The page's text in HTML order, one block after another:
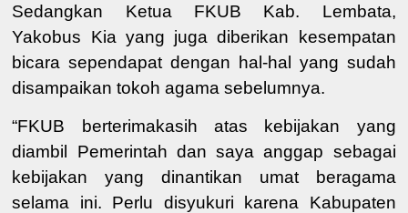
Sedangkan Ketua FKUB Kab. Lembata,
Yakobus Kia yang juga diberikan kesempatan
bicara sependapat dengan hal-hal yang sudah
disampaikan tokoh agama sebelumnya.
“FKUB berterimakasih atas kebijakan yang
diambil Pemerintah dansaya anggap sebagai
kebijakan yang dinantikan umat beragama
selama ini. Perlu disyukuri karena Kabupaten